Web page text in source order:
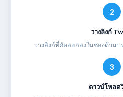
2
วางลิงก์
วางลิงก์ที่คัดลอกลงในช่องด้าน
3
ดาวน์โหลด